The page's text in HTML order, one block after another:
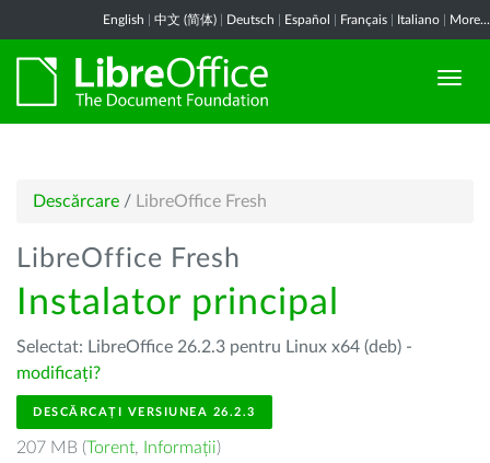
English 中文 (简体) Deutsch Español Français Italiano More...
Descărcare / LibreOffice Fresh
LibreOffice Fresh
Instalator principal
Selectat: LibreOffice 26.2.3 pentru Linux x64 (deb) -
modificați?
DESCĂRCAȚI VERSIUNEA 26.2.3
207 MB (Torent, Informații)